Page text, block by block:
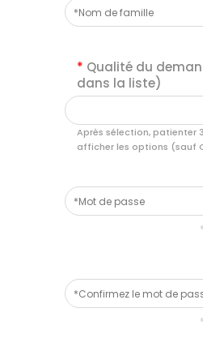
* Qualité du
dans la liste)
Après sélection, patienter
afficher les options (sauf